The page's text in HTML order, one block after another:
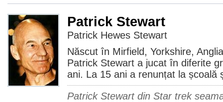
Patrick Stewart
Patrick Hewes Stewart
Născut în Mirfield, Yorkshire,
Patrick Stewart a jucat în diferite
ani. La 15 ani a renunțat la școală
Patrick Stewart din Star trek